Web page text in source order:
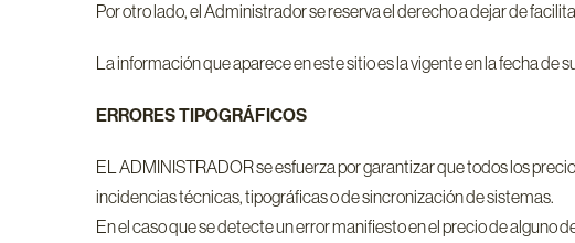
Por otro lado, el Administrador se reserva el derecho a dejar de
La información que aparece en este sitio es la vigente en la fecha de
ERRORES TIPOGRÁFICOS
EL ADMINISTRADOR se esfuerza por garantizar que todos los
incidencias técnicas, tipográficas o de sincronización de sistemas.
En el caso que se detecte un error manifiesto en el precio de